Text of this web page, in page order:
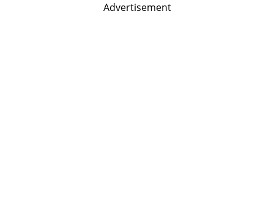
Advertisement